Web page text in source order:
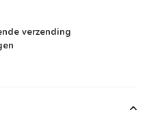
verzending